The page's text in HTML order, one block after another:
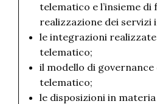
telematico e l’insieme
realizzazione dei servizi
le integrazioni
telematico;
il modello di governance
telematico;
le disposizioni in